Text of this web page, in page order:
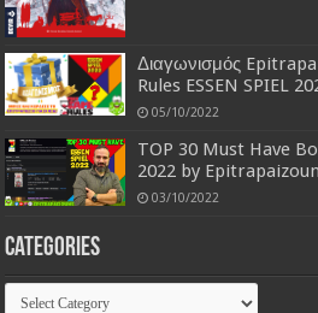
Διαγωνισμός
Rules ESSEN SPIEL
05/10/2022
TOP 30 Must Have
2022 by
03/10/2022
Categories
Categories